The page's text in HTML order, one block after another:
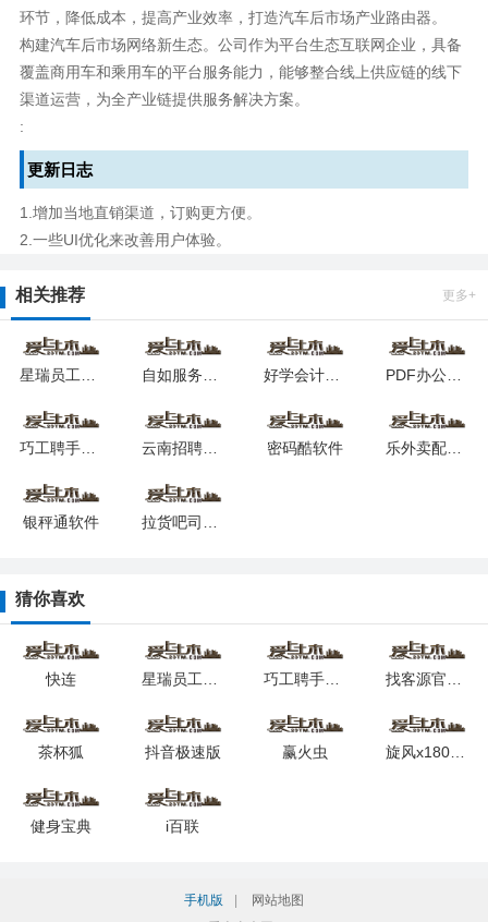
环节，降低成本，提高产业效率，打造汽车后市场产业路由器。
构建汽车后市场网络新生态。公司作为平台生态互联网企业，具备
覆盖商用车和乘用车的平台服务能力，能够整合线上供应链的线下
渠道运营，为全产业链提供服务解决方案。
:
更新日志
1.增加当地直销渠道，订购更方便。
2.一些UI优化来改善用户体验。
相关推荐 更多+
好学会计网校 PDF办公助手软件
巧工聘手机版 云南招聘网企业招聘版 密码酷软件 乐外卖配送员最新版本
银秤通软件
猜你喜欢
快连 巧工聘手机版
茶杯狐 抖音极速版 赢火虫 旋风x180cc加速器
健身宝典 i百联
手机版 |
网站地图